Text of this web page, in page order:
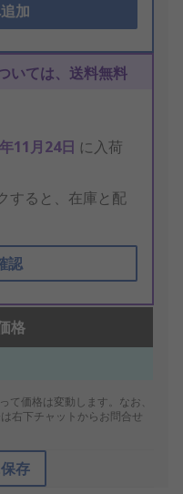
加
いては、送料無料
11月24日 に入荷
すると、在庫と配
認
格
価格は変動します。なお、
右下チャットからお問合せ
存